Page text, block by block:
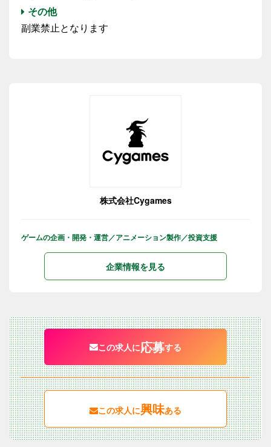
その他
副業禁止となります
株式会社Cygames
ゲームの企画・開発・運営／アニメーション製作／投資支援
企業情報を見る
この求人に応募する
この求人に興味ある